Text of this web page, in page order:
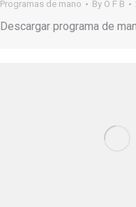
Programas de mano By O F B
Descargar programa de